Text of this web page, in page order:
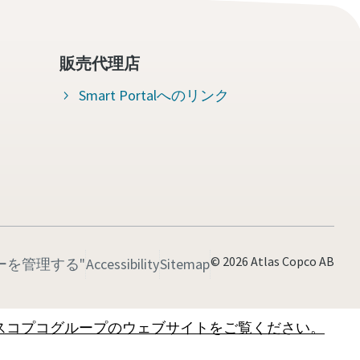
販売代理店
Smart Portalへのリンク
を管理する"AccessibilitySitemap© 2026 Atlas Copco AB
コプコグループのウェブサイトをご覧ください。